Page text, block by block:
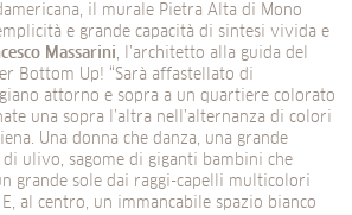
il murale Pietra Alta di Mono
e grande capacità di sintesi vivida e
Massarini, l’architetto alla guida del
Bottom Up! “Sarà affastellato di
attorno e sopra a un quartiere colorato
una sopra l’altra nell’alternanza di colori
Una donna che danza, una grande
ulivo, sagome di giganti bambini che
grande sole dai raggi-capelli multicolori
al centro, un immancabile spazio bianco